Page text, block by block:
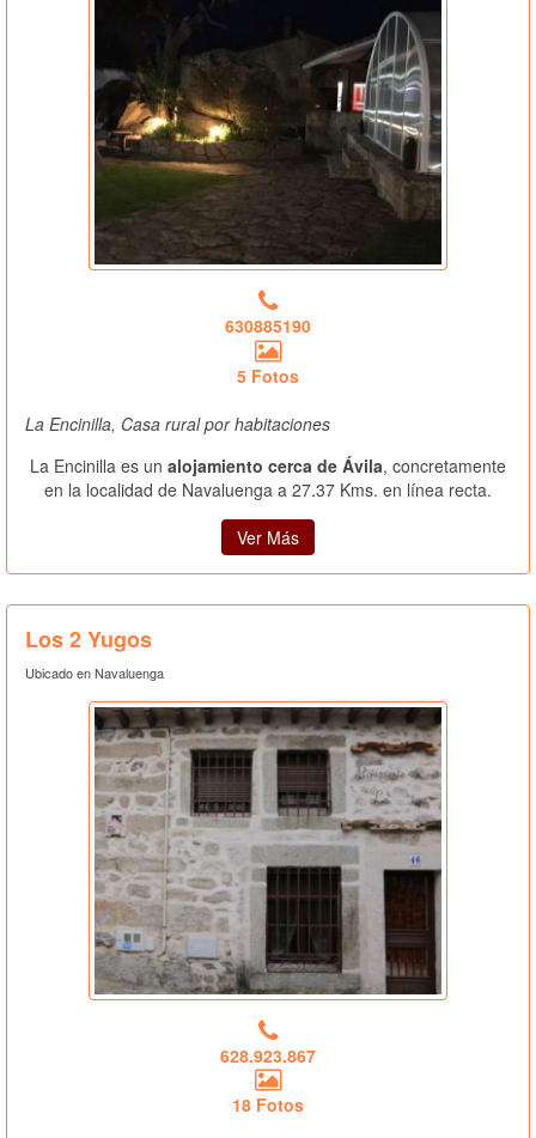
630885190
5 Fotos
La Encinilla, Casa rural por habitaciones
La Encinilla es un alojamiento cerca de Ávila, concretamente
en la localidad de Navaluenga a 27.37 Kms. en línea recta.
Ver Más
Los 2 Yugos
Ubicado en Navaluenga
628.923.867
18 Fotos